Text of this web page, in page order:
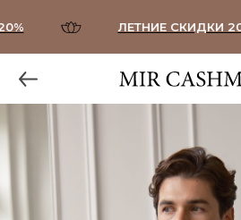
ЛЕТНИЕ СКИДКИ 20%